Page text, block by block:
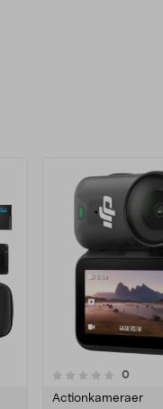
0
Actionkameraer
4.5 av 5